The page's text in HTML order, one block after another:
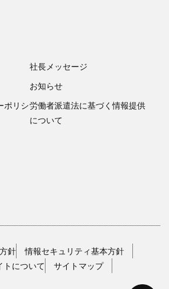
社長メッセージ
お知らせ
ポリシ労働者派遣法に基づく情報提供
について
針
情報セキュリティ基本方針
トについて
サイトマップ